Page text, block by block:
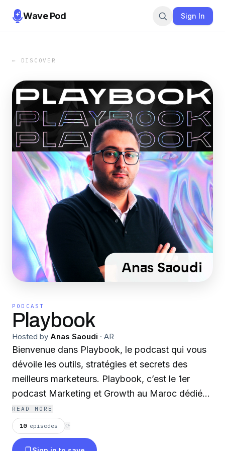
Wave Pod Sign In
← DISCOVER
PODCAST
Playbook
Hosted by Anas Saoudi · AR
Bienvenue dans Playbook, le podcast qui vous
dévoile les outils, stratégies et secrets des
meilleurs marketeurs. Playbook, c’est le 1er
podcast Marketing et Growth au Maroc dédié
aux Entrepreneurs, CMOs et cadres ambitieux
qui souhaitent propulser leurs entreprises et
leurs carrières vers de nouveaux sommets. Dans
READ MORE
10 episodes ⟳